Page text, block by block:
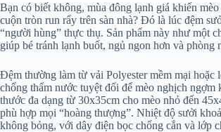
Bạn có biết không, mùa đông lạnh giá khiến
cuộn tròn run rẩy trên sàn nhà? Đó là lúc đệm
“người hùng” thực thụ. Sản phẩm này như một
giúp bé tránh lạnh buốt, ngủ ngon hơn và phòng
Đệm thường làm từ vải Polyester mềm mại hoặc
chống thấm nước tuyệt đối để mèo nghịch
thước đa dạng từ 30x35cm cho mèo nhỏ đến
phù hợp mọi “hoàng thượng”. Nhiệt độ sưởi
không bỏng, với dây điện bọc chống cắn và lớp